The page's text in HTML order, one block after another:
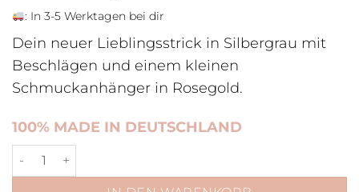
: In 3-5 Werktagen bei dir
Dein neuer Lieblingsstrick in Silbergrau mit
Beschlägen und einem kleinen
Schmuckanhänger in Rosegold.
100% MADE IN DEUTSCHLAND
Führstrick Silbergrau Rosegold Menge